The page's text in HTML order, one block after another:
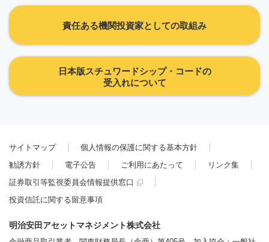
責任ある機関投資家としての取組み
日本版スチュワードシップ・コードの
受入れについて
サイトマップ
個人情報の保護に関する基本方針
勧誘方針
電子公告 ご利用にあたって
リンク集
証券取引等監視委員会情報提供窓口
投資信託に関する留意事項
明治安田アセットマネジメント株式会社